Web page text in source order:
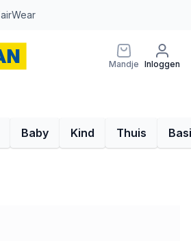
Mandje Inloggen
Baby Kind Thuis